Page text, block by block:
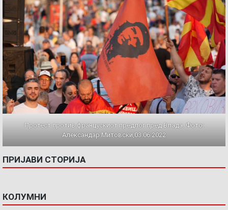
Протест против францускиот предлог пред Влада. Фото:
Александар Митовски,03.06.2022
ПРИЈАВИ СТОРИЈА
КОЛУМНИ